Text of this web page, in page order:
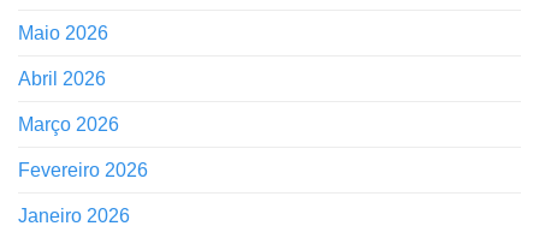
Maio 2026
Abril 2026
Março 2026
Fevereiro 2026
Janeiro 2026